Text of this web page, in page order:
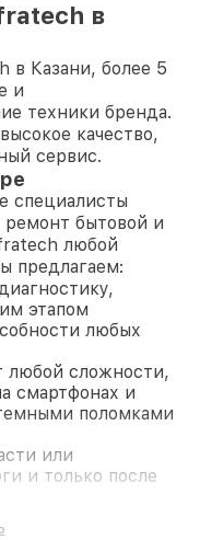
в
Казани, более 5
и
техники бренда.
качество,
сервис.
специалисты
ремонт бытовой и
любой
предлагаем:
этапом
любых
любой сложности,
смартфонах и
поломками
или
и только после